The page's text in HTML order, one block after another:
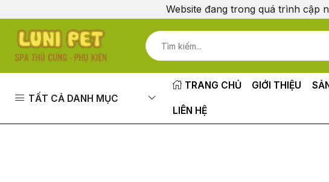
Website đang trong quá trình cập
TẤT CẢ DANH MỤC
TRANG CHỦ GIỚI THIỆU
LIÊN HỆ